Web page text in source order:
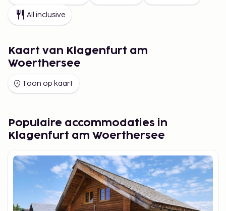
All inclusive
Kaart van Klagenfurt am
Woerthersee
Toon op kaart
Populaire accommodaties in
Klagenfurt am Woerthersee